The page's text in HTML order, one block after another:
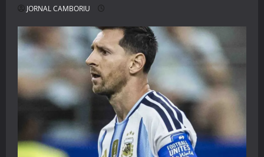
JORNAL CAMBORIU